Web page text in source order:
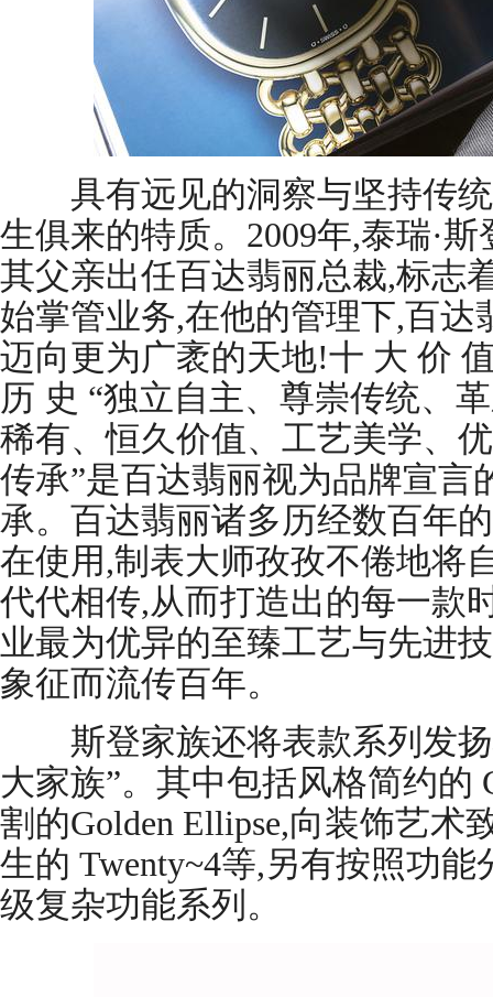
具有远见的洞察与坚持传统
生俱来的特质。2009年,泰瑞·
其父亲出任百达翡丽总裁,标志
始掌管业务,在他的管理下,百达
迈向更为广袤的天地!十 大 价
历 史 “独立自主、尊崇传统、
稀有、恒久价值、工艺美学、
传承”是百达翡丽视为品牌宣言
承。百达翡丽诸多历经数百年
在使用,制表大师孜孜不倦地将
代代相传,从而打造出的每一款
业最为优异的至臻工艺与先进
象征而流传百年。
斯登家族还将表款系列发扬
大家族”。其中包括风格简约的
割的Golden Ellipse,向装饰艺术
生的 Twenty~4等,另有按照功
级复杂功能系列。